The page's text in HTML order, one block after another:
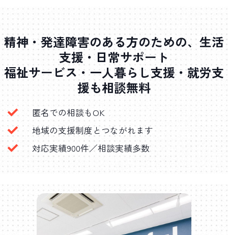
精神・発達障害のある方のための、生活
支援・日常サポート
福祉サービス・一人暮らし支援・就労支
援も相談無料
匿名での相談もOK
地域の支援制度とつながれます
対応実績900件／相談実績多数